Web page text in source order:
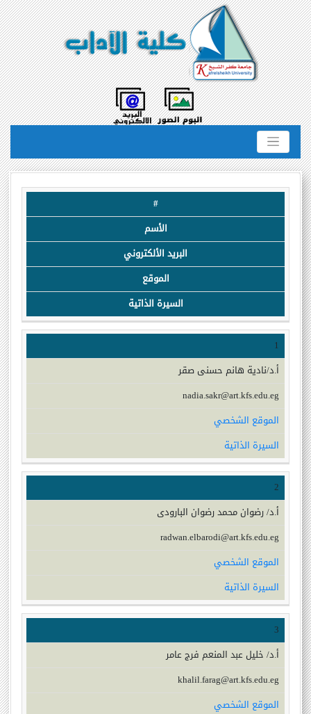
#
الأسم
البريد الألكتروني
الموقع
السيرة الذاتية
1
أ.د/نادية هانم حسنى صقر
nadia.sakr@art.kfs.edu.eg
الموقع الشخصي
السيرة الذاتية
2
أ.د/ رضوان محمد رضوان البارودى
radwan.elbarodi@art.kfs.edu.eg
الموقع الشخصي
السيرة الذاتية
3
أ.د/ خليل عبد المنعم فرج عامر
khalil.farag@art.kfs.edu.eg
الموقع الشخصي